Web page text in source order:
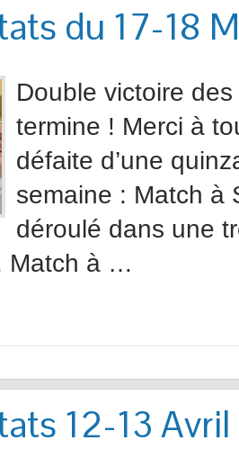
du 17-18
Double victoire
termine ! Merci à
défaite d’une
semaine : Match à
déroulé dans une
Match à …
12-13 Avril